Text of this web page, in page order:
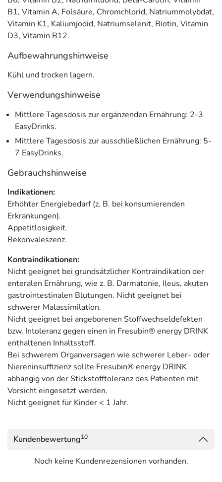
B1, Vitamin A, Folsäure, Chromchlorid, Natriummolybdat,
Vitamin K1, Kaliumjodid, Natriumselenit, Biotin, Vitamin
D3, Vitamin B12.
Aufbewahrungshinweise
Kühl und trocken lagern.
Verwendungshinweise
Mittlere Tagesdosis zur ergänzenden Ernährung: 2-3
EasyDrinks.
Mittlere Tagesdosis zur ausschließlichen Ernährung: 5-
7 EasyDrinks.
Gebrauchshinweise
Indikationen:
Erhöhter Energiebedarf (z. B. bei konsumierenden
Erkrankungen).
Appetitlosigkeit.
Rekonvaleszenz.
Kontraindikationen:
Nicht geeignet bei grundsätzlicher Kontraindikation der
enteralen Ernährung, wie z. B. Darmatonie, Ileus, akuten
gastrointestinalen Blutungen. Nicht geeignet bei
schwerer Malassimilation.
Nicht geeignet bei angeborenen Stoffwechseldefekten
bzw. Intoleranz gegen einen in Fresubin® energy DRINK
enthaltenen Inhaltsstoff.
Bei schwerem Organversagen wie schwerer Leber- oder
Niereninsuffizienz sollte Fresubin® energy DRINK
abhängig von der Stickstofftoleranz des Patienten mit
Vorsicht eingesetzt werden.
Nicht geeignet für Kinder < 1 Jahr.
Kundenbewertung10
Noch keine Kundenrezensionen vorhanden.